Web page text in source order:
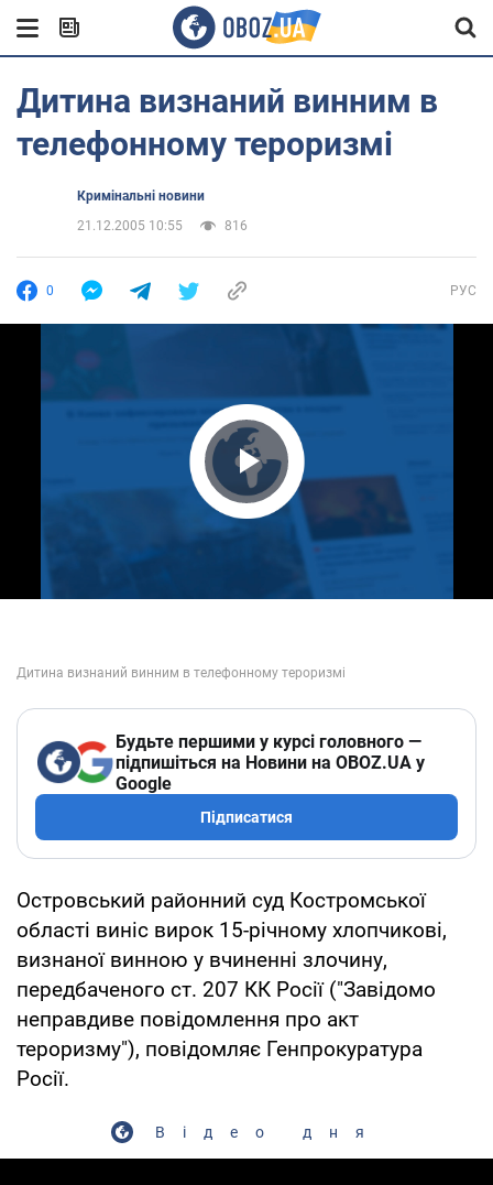
Дитина визнаний винним в
телефонному тероризмі
Кримінальні новини
21.12.2005 10:55
816
0 РУС
Play Video
Будьте першими у курсі головного —
підпишіться на Новини на OBOZ.UA у
Google
Підписатися
Островський районний суд Костромської
області виніс вирок 15-річному хлопчикові,
визнаної винною у вчиненні злочину,
передбаченого ст. 207 КК Росії ("Завідомо
неправдиве повідомлення про акт
тероризму"), повідомляє Генпрокуратура
Росії.
Відео дня